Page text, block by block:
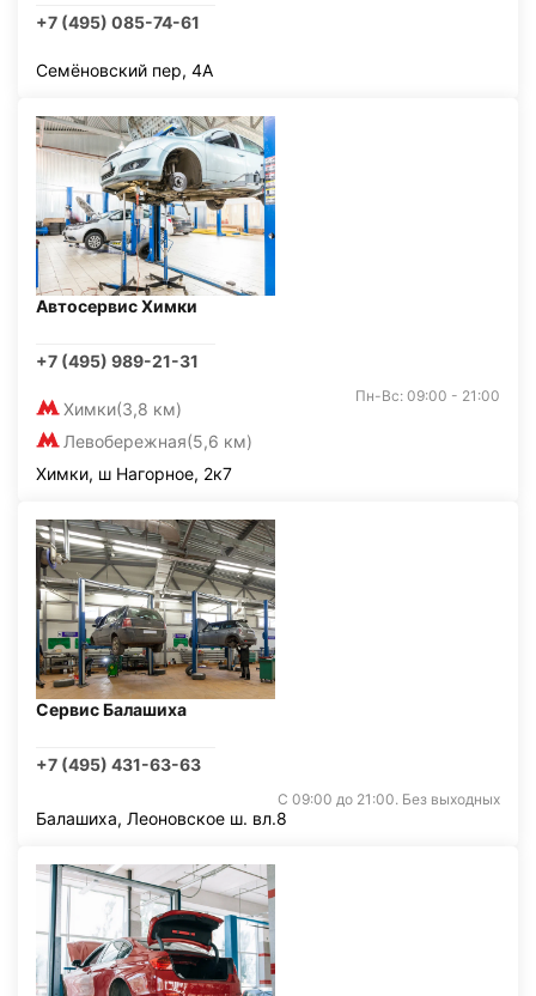
+7 (495) 085-74-61
Семёновский пер, 4А
Автосервис Химки
+7 (495) 989-21-31
Химки(3,8 км)
Левобережная(5,6 км)
Пн-Вс: 09:00 - 21:00
Химки, ш Нагорное, 2к7
Сервис Балашиха
+7 (495) 431-63-63
С 09:00 до 21:00. Без выходных
Балашиха, Леоновское ш. вл.8